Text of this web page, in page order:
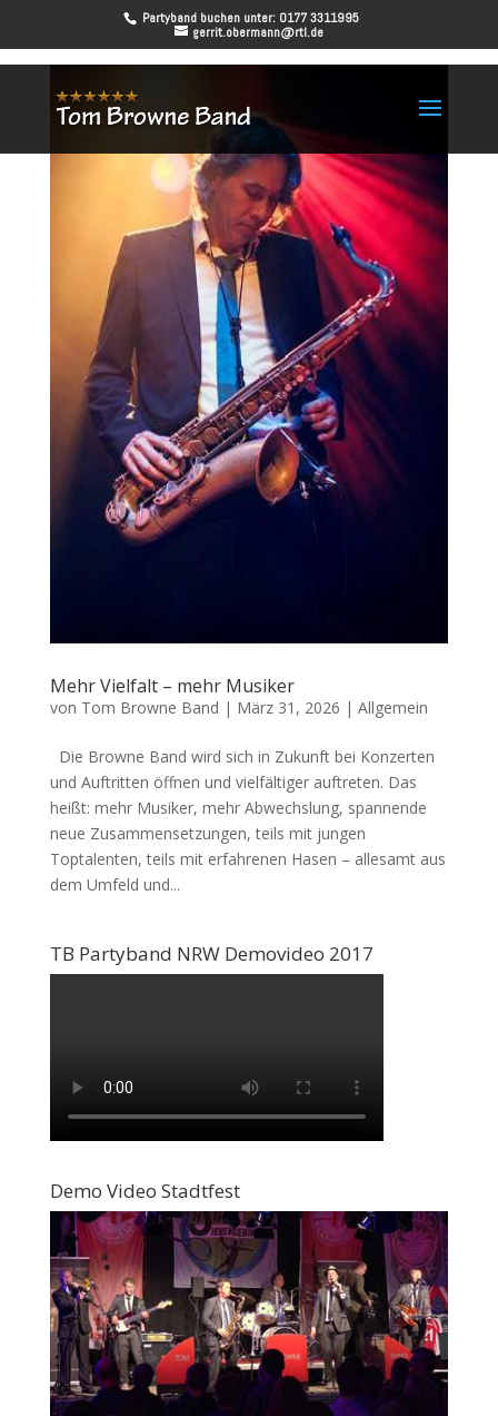
Partyband buchen unter: 0177 3311995
gerrit.obermann@rtl.de
Mehr Vielfalt – mehr Musiker
von Tom Browne Band | März 31, 2026 | Allgemein
Die Browne Band wird sich in Zukunft bei Konzerten
und Auftritten öffnen und vielfältiger auftreten. Das
heißt: mehr Musiker, mehr Abwechslung, spannende
neue Zusammensetzungen, teils mit jungen
Toptalenten, teils mit erfahrenen Hasen – allesamt aus
dem Umfeld und...
TB Partyband NRW Demovideo 2017
Demo Video Stadtfest